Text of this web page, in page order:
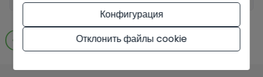
Перейти к результатам поиска
Конфигурация
Отклонить файлы cookie